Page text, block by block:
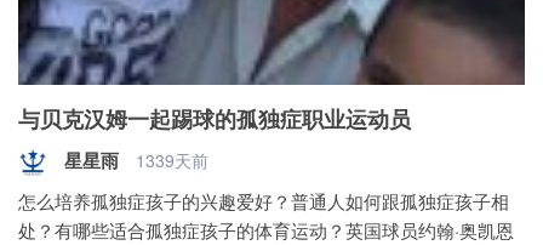
与贝克汉姆一起踢球的孤独症职业运动员
星星雨 1339天前
怎么培养孤独症孩子的兴趣爱好？普通人如何跟孤独症孩子相
处？有哪些适合孤独症孩子的体育运动？英国球员约翰·奥凯恩